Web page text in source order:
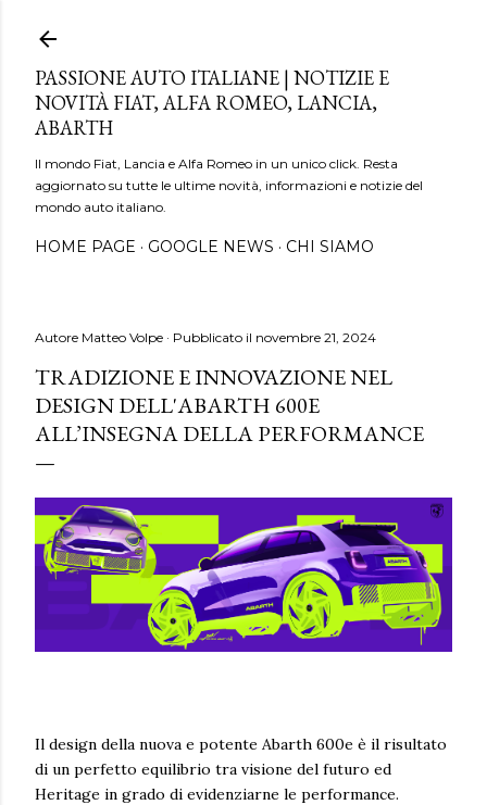
PASSIONE AUTO ITALIANE | NOTIZIE E
NOVITÀ FIAT, ALFA ROMEO, LANCIA,
ABARTH
Il mondo Fiat, Lancia e Alfa Romeo in un unico click. Resta
aggiornato su tutte le ultime novità, informazioni e notizie del
mondo auto italiano.
HOME PAGE GOOGLE NEWS CHI SIAMO
Autore Matteo Volpe Pubblicato il novembre 21, 2024
TRADIZIONE E INNOVAZIONE NEL
DESIGN DELL'ABARTH 600E
ALL’INSEGNA DELLA PERFORMANCE
Il design della nuova e potente Abarth 600e è il risultato
di un perfetto equilibrio tra visione del futuro ed
Heritage in grado di evidenziarne le performance.